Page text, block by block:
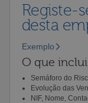
Registe-
desta
Exemplo
O que
Semáforo do
Evolução das
NIF, Nome,